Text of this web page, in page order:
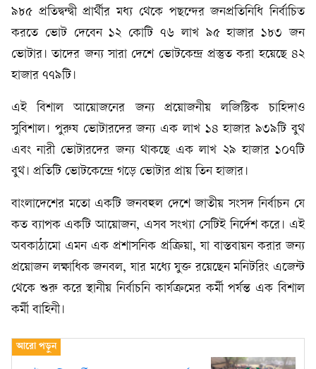
৯৮৫ প্রতিদ্বন্দ্বী প্রার্থীর মধ্য থেকে পছন্দের জনপ্রতিনিধি নির্বাচিত
করতে ভোট দেবেন ১২ কোটি ৭৬ লাখ ৯৫ হাজার ১৮৩ জন
ভোটার। তাদের জন্য সারা দেশে ভোটকেন্দ্র প্রস্তুত করা হয়েছে ৪২
হাজার ৭৭৯টি।
এই বিশাল আয়োজনের জন্য প্রয়োজনীয় লজিস্টিক চাহিদাও
সুবিশাল। পুরুষ ভোটারদের জন্য এক লাখ ১৪ হাজার ৯৩৯টি বুথ
এবং নারী ভোটারদের জন্য থাকছে এক লাখ ২৯ হাজার ১০৭টি
বুথ। প্রতিটি ভোটকেন্দ্রে গড়ে ভোটার প্রায় তিন হাজার।
বাংলাদেশের মতো একটি জনবহুল দেশে জাতীয় সংসদ নির্বাচন যে
কত ব্যাপক একটি আয়োজন, এসব সংখ্যা সেটিই নির্দেশ করে। এই
অবকাঠামো এমন এক প্রশাসনিক প্রক্রিয়া, যা বাস্তবায়ন করার জন্য
প্রয়োজন লক্ষাধিক জনবল, যার মধ্যে যুক্ত রয়েছেন মনিটরিং এজেন্ট
থেকে শুরু করে স্থানীয় নির্বাচনি কার্যক্রমের কর্মী পর্যন্ত এক বিশাল
কর্মী বাহিনী।